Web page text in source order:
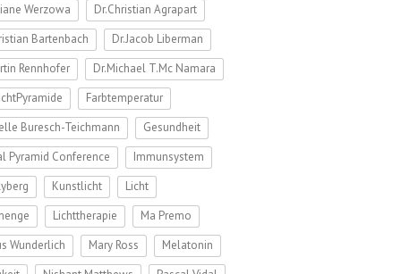
Werzowa
Dr.Christian Agrapart
Bartenbach
Dr.Jacob Liberman
Rennhofer
Dr.Michael T.Mc Namara
Farbtemperatur
Buresch-Teichmann
Gesundheit
Pyramid Conference
Immunsystem
Kunstlicht
Licht
Lichttherapie
Ma Premo
Wunderlich
Mary Ross
Melatonin